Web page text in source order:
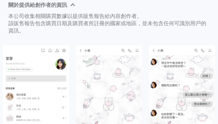
關於提供給創作者的資訊
本公司收集相關購買數據以提供販售報告給內容創作者。
該販售報告包含購買日期及購買者所註冊的國家或地區，並未包含任何可識別用戶的
資訊。